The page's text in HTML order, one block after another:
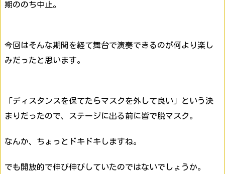
期ののち中止。
今回はそんな期間を経て舞台で演奏できるのが何より楽し
みだったと思います。
「ディスタンスを保てたらマスクを外して良い」という決
まりだったので、ステージに出る前に皆で脱マスク。
なんか、ちょっとドキドキしますね。
でも開放的で伸び伸びしていたのではないでしょうか。